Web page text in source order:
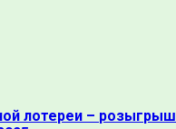
лотереи – розыгрыш